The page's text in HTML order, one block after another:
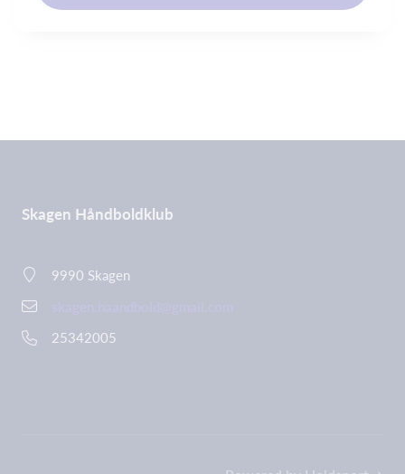
Skagen Håndboldklub
9990 Skagen
25342005